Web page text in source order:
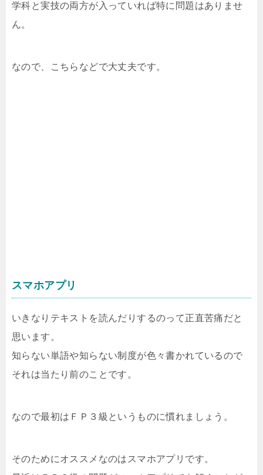
学科と実技の両方が入っていれば特に問題はありませ
ん。
なので、こちらなどで大丈夫です。
スマホアプリ
いきなりテキストを読んだりするのって正直苦痛だと
思います。
知らない単語や知らない制度が色々書かれているので
それは当たり前のことです。
なので最初はＦＰ３級というものに慣れましょう。
そのためにオススメなのはスマホアプリです。